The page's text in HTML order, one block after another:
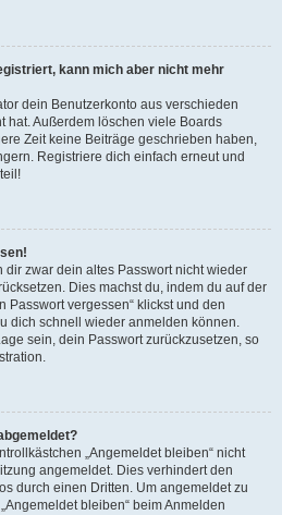
kann mich aber nicht mehr
dein Benutzerkonto aus verschieden
hat. Außerdem löschen viele Boards
Zeit keine Beiträge geschrieben haben,
Registriere dich einfach erneut und
dir zwar dein altes Passwort nicht wieder
Dies machst du, indem du auf der
Passwort vergessen“ klickst und den
dich schnell wieder anmelden können.
sein, dein Passwort zurückzusetzen, so
„Angemeldet bleiben“ nicht
angemeldet. Dies verhindert den
durch einen Dritten. Um angemeldet zu
bleiben“ beim Anmelden